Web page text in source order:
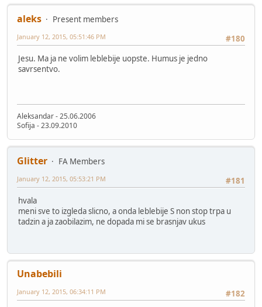
aleks
Present members
#180
January 12, 2015, 05:51:46 PM
Jesu. Ma ja ne volim leblebije uopste. Humus je jedno
savrsentvo.
Aleksandar - 25.06.2006
Sofija - 23.09.2010
Glitter
FA Members
#181
January 12, 2015, 05:53:21 PM
hvala
meni sve to izgleda slicno, a onda leblebije S non stop trpa u
tadzin a ja zaobilazim, ne dopada mi se brasnjav ukus
Unabebili
#182
January 12, 2015, 06:34:11 PM